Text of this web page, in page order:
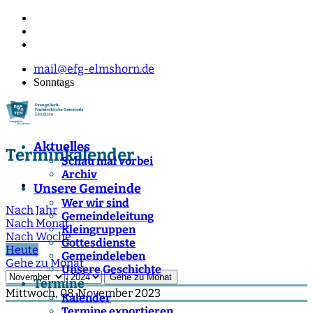
mail@efg-elmshorn.de
Sonntags
Aktuelles
Schau mal vorbei
Archiv
Unsere Gemeinde
Wer wir sind
Gemeindeleitung
Kleingruppen
Gottesdienste
Gemeindeleben
Unsere Geschichte
Termine
Kalender
Terminkalender
Nach Jahr
Nach Monat
Nach Woche
Heute
Gehe zu Monat
Gehe zu Monat
Mittwoch, 08. November 2023